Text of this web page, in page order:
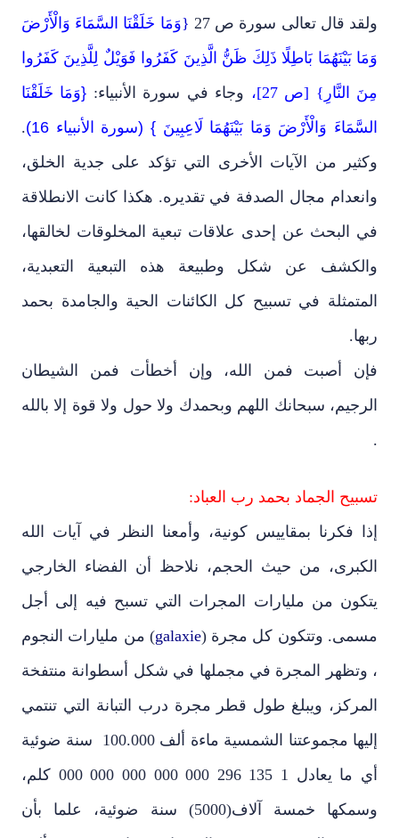
ولقد قال تعالى سورة ص 27
{وَمَا خَلَقْنَا السَّمَاءَ وَالْأَرْضَ
وَمَا بَيْنَهُمَا بَاطِلًا ذَلِكَ ظَنُّ الَّذِينَ كَفَرُوا فَوَيْلٌ لِلَّذِينَ كَفَرُوا
مِنَ النَّارِ} [ص 27]، وجاء في سورة الأنبياء: {وَمَا خَلَقْنَا
السَّمَاءَ وَالْأَرْضَ وَمَا بَيْنَهُمَا لَاعِبِينَ } (سورة الأنبياء 16)
.
وكثير من الآيات الأخرى التي تؤكد على جدية الخلق،
وانعدام مجال الصدفة في تقديره. هكذا كانت الانطلاقة
في البحث عن إحدى علاقات تبعية المخلوقات لخالقها،
والكشف عن شكل وطبيعة هذه التبعية التعبدية،
المتمثلة في تسبيح كل الكائنات الحية والجامدة بحمد
ربها.
فإن أصبت فمن الله، وإن أخطأت فمن الشيطان
الرجيم، سبحانك اللهم وبحمدك ولا حول ولا قوة إلا بالله
.
تسبيح الجماد بحمد رب العباد:
إذا فكرنا بمقاييس كونية، وأمعنا النظر في آيات الله
الكبرى، من حيث الحجم، نلاحظ أن الفضاء الخارجي
يتكون من مليارات المجرات التي تسبح فيه إلى أجل
مسمى. وتتكون كل مجرة (galaxie) من مليارات النجوم
، وتظهر المجرة في مجملها في شكل أسطوانة منتفخة
المركز، ويبلغ طول قطر مجرة درب التبانة التي تنتمي
إليها مجموعتنا الشمسية ماءة ألف 100.000 سنة ضوئية
أي ما يعادل 1 135 296 000 000 000 000 000 كلم،
وسمكها خمسة آلاف(5000) سنة ضوئية، علما بأن